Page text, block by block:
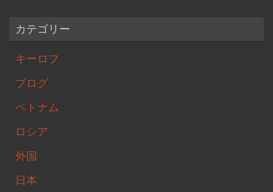
カテゴリー
キーロフ
ブログ
ベトナム
ロシア
外国
日本